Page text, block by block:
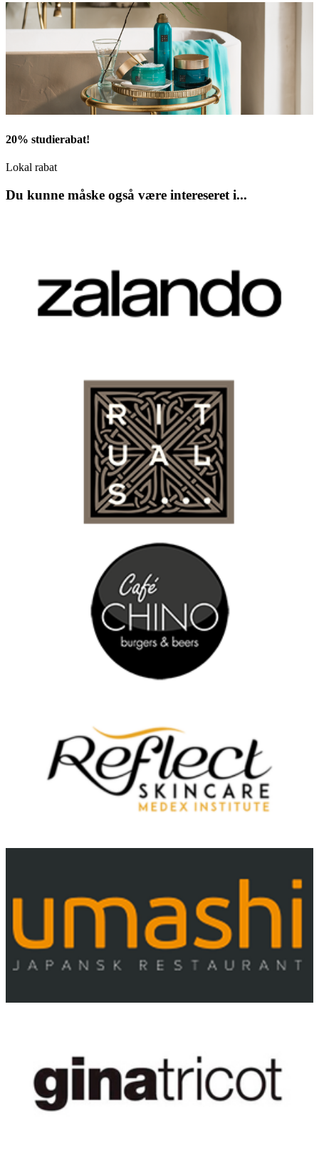
20% studierabat!
Lokal rabat
Du kunne måske også være intereseret i...